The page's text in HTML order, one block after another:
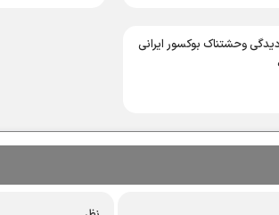
وحشتناک بوکسور ایرانی